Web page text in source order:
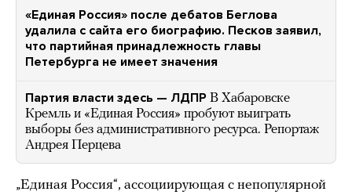
«Единая Россия» после дебатов Беглова
удалила с сайта его биографию. Песков заявил,
что партийная принадлежность главы
Петербурга не имеет значения
Партия власти здесь — ЛДПР В Хабаровске
Кремль и «Единая Россия» пробуют выиграть
выборы без административного ресурса. Репортаж
Андрея Перцева
„Единая Россия“, ассоциирующая с непопулярной